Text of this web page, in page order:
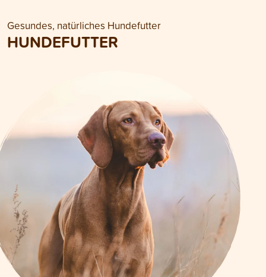
Gesundes, natürliches Hundefutter
HUNDEFUTTER